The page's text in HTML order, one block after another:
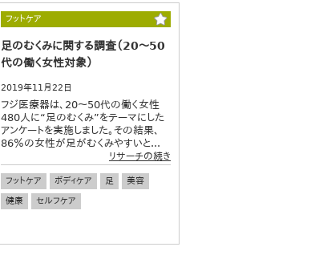
フットケア
足のむくみに関する調査（20～50
代の働く女性対象）
2019年11月22日
フジ医療器は、20～50代の働く女性
480人に“足のむくみ”をテーマにした
アンケートを実施しました。その結果、
86％の女性が足がむくみやすいと...
リサーチの続き
フットケア ボディケア 足
美容
健康
セルフケア